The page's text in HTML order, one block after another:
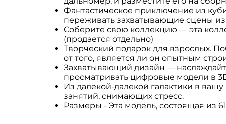
Фантастическое приключение из
переживать захватывающие сцены
Соберите свою коллекцию — эта
(продается отдельно)
Творческий подарок для взрослых.
от того, является ли он опытным
Захватывающий дизайн —
просматривать цифровые модели в
Из далекой-далекой галактики в
занятий, снимающих стресс.
Размеры - Эта модель, состоящая из